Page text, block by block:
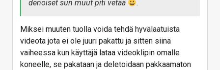
denoiset sun muut piti vetää
.
Miksei muuten tuolla voida tehdä hyvälaatuista
videota jota ei ole juuri pakattu ja sitten siinä
vaiheessa kun käyttäjä lataa videoklipin omalle
koneelle, se pakataan ja deletoidaan pakkaamaton